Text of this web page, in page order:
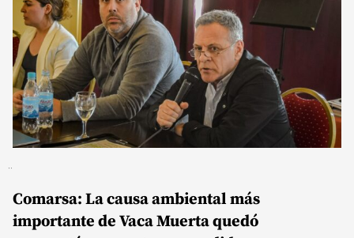
Comarsa: La causa ambiental más
importante de Vaca Muerta quedó